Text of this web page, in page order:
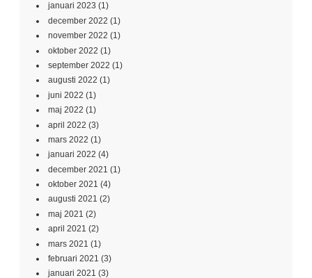
januari 2023 (1)
december 2022 (1)
november 2022 (1)
oktober 2022 (1)
september 2022 (1)
augusti 2022 (1)
juni 2022 (1)
maj 2022 (1)
april 2022 (3)
mars 2022 (1)
januari 2022 (4)
december 2021 (1)
oktober 2021 (4)
augusti 2021 (2)
maj 2021 (2)
april 2021 (2)
mars 2021 (1)
februari 2021 (3)
januari 2021 (3)